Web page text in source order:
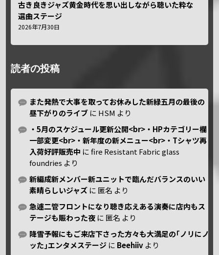
古き良きジャズ黄金時代を思い出しながら聴いた粋な
選曲ステージ
2026年7月30日
読者の投稿
また発熱で大事を取ってお休みした新緑五月の最後の
昼下がりのライブ に HSM より
・5月のスケジュール更新公開<br>・HPカテゴリー欄
一部変更<br>・新年度の新メニュー<br>・Tシャツ再
入荷好評販売中 にfire Resistant Fabric glass
foundries より
新編成新メンバー新ユニットで臨んだバランスのいい
素晴らしいジャズ に 匿名 より
急遽二管フロントになり聴き応えある演奏に店内もス
テージも賑わった夜 に 匿名 より
降雪予報にもご来店下さった方々も大満足の｢ノリにノ
ッた｣エンタメステージ に Beehiiv より